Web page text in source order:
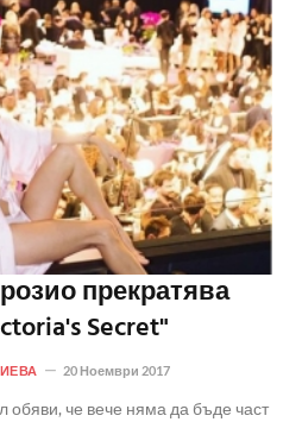
прекратява
Secret"
20 Ноември 2017
че вече няма да бъде част